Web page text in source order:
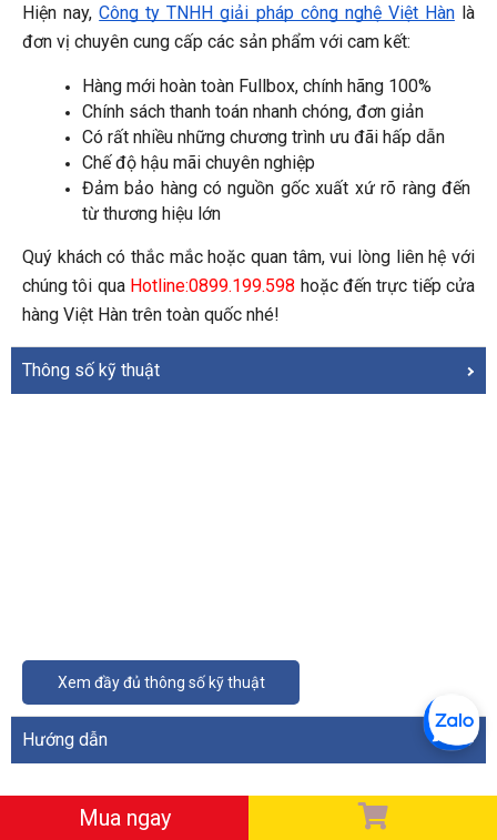
Hiện nay, Công ty TNHH giải pháp công nghệ Việt Hàn là
đơn vị chuyên cung cấp các sản phẩm với cam kết:
Hàng mới hoàn toàn Fullbox, chính hãng 100%
Chính sách thanh toán nhanh chóng, đơn giản
Có rất nhiều những chương trình ưu đãi hấp dẫn
Chế độ hậu mãi chuyên nghiệp
Đảm bảo hàng có nguồn gốc xuất xứ rõ ràng đến
từ thương hiệu lớn
Quý khách có thắc mắc hoặc quan tâm, vui lòng liên hệ với
chúng tôi qua Hotline:0899.199.598 hoặc đến trực tiếp cửa
hàng Việt Hàn trên toàn quốc nhé!
Thông số kỹ thuật
Xem đầy đủ thông số kỹ thuật
Hướng dẫn
ĐÁNH GIÁ VỀ SẢN PHẨM
Mua ngay